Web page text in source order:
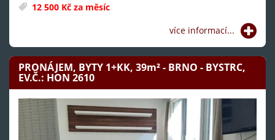
12 500 Kč za měsíc
více informací...
PRONÁJEM, BYTY 1+KK, 39m²- BRNO - BYSTRC,
EV.Č.: HON 2610